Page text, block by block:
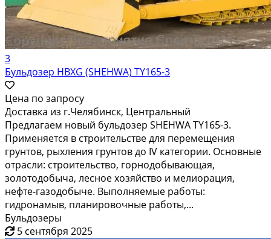
3
Бульдозер HBXG (SHEHWA) TY165-3
Цена по запросу
Доставка из г.Челябинск, Центральный
Предлагаем новый бульдозер SHEHWA TY165-3.
Применяется в строительстве для перемещения
грунтов, рыхления грунтов до IV категории. Основные
отрасли: строительство, горнодобывающая,
золотодобыча, лесное хозяйство и мелиорация,
нефте-газодобыче. Выполняемые работы:
гидронамыв, планировочные работы,...
Бульдозеры
5 сентября 2025